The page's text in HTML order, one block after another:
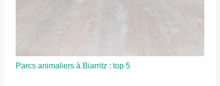
Parcs animaliers à Biarritz : top 5